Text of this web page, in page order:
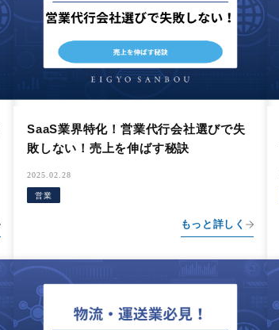
SaaS業界特化！営業代行会社選びで失
敗しない！売上を伸ばす秘訣
2025.02.28
営業
もっと詳しく